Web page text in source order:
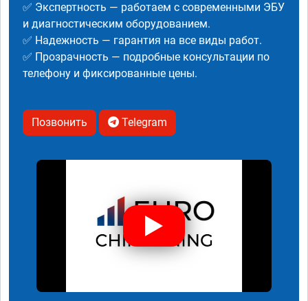
✅ Экспертность — работаем с современными ЭБУ
и диагностическим оборудованием.
✅ Надежность — гарантия на все виды работ.
✅ Прозрачность — подробные консультации по
телефону и фиксированные цены.
Позвонить Telegram